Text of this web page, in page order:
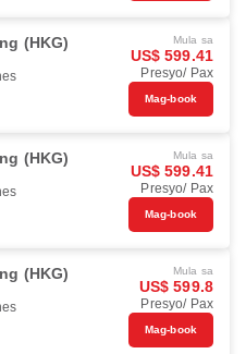
(HKG) Mula sa
US$ 599.41
Presyo/ Pax
Mag-book
(HKG) Mula sa
US$ 599.41
Presyo/ Pax
Mag-book
(HKG) Mula sa
US$ 599.8
Presyo/ Pax
Mag-book